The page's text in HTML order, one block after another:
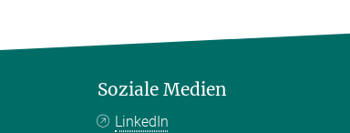
Soziale Medien
LinkedIn